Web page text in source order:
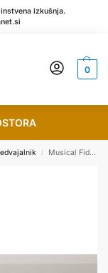
izkušnja.
0
/ Musical Fidelity M2scd – srebrn